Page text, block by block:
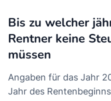
Bis zu welcher
Rentner keine
müssen
Angaben für das Jahr
Jahr des Rentenbeginns